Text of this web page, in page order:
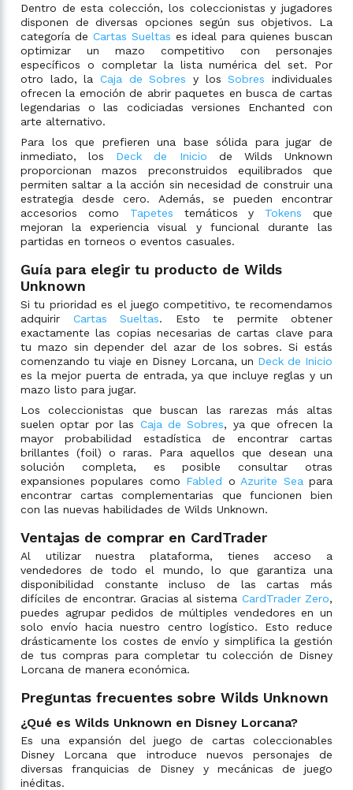
Dentro de esta colección, los coleccionistas y jugadores
disponen de diversas opciones según sus objetivos. La
categoría de Cartas Sueltas es ideal para quienes buscan
optimizar un mazo competitivo con personajes
específicos o completar la lista numérica del set. Por
otro lado, la Caja de Sobres y losSobres individuales
ofrecen la emoción de abrir paquetes en busca de cartas
legendarias o las codiciadas versiones Enchanted con
arte alternativo.
Para los que prefieren una base sólida para jugar de
inmediato, los Deck de Inicio de Wilds Unknown
proporcionan mazos preconstruidos equilibrados que
permiten saltar a la acción sin necesidad de construir una
estrategia desde cero. Además, se pueden encontrar
accesorios como Tapetes temáticos y Tokens que
mejoran la experiencia visual y funcional durante las
partidas en torneos o eventos casuales.
Guía para elegir tu producto de Wilds
Unknown
Si tu prioridad es el juego competitivo, te recomendamos
adquirir Cartas Sueltas. Esto te permite obtener
exactamente las copias necesarias de cartas clave para
tu mazo sin depender del azar de los sobres. Si estás
comenzando tu viaje en Disney Lorcana, un Deck de Inicio
es la mejor puerta de entrada, ya que incluye reglas y un
mazo listo para jugar.
Los coleccionistas que buscan las rarezas más altas
suelen optar por las Caja de Sobres, ya que ofrecen la
mayor probabilidad estadística de encontrar cartas
brillantes (foil) o raras. Para aquellos que desean una
solución completa, es posible consultar otras
expansiones populares como Fabled o Azurite Sea para
encontrar cartas complementarias que funcionen bien
con las nuevas habilidades de Wilds Unknown.
Ventajas de comprar en CardTrader
Al utilizar nuestra plataforma, tienes acceso a
vendedores de todo el mundo, lo que garantiza una
disponibilidad constante incluso de las cartas más
difíciles de encontrar. Gracias al sistema CardTrader Zero,
puedes agrupar pedidos de múltiples vendedores en un
solo envío hacia nuestro centro logístico. Esto reduce
drásticamente los costes de envío y simplifica la gestión
de tus compras para completar tu colección de Disney
Lorcana de manera económica.
Preguntas frecuentes sobre Wilds Unknown
¿Qué es Wilds Unknown en Disney Lorcana?
Es una expansión del juego de cartas coleccionables
Disney Lorcana que introduce nuevos personajes de
diversas franquicias de Disney y mecánicas de juego
inéditas.